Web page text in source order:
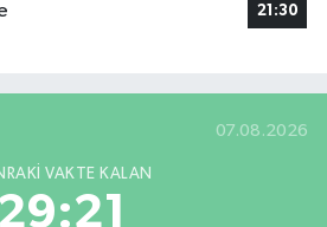
21:30
07.08.2026
VAKTE KALAN
29:21